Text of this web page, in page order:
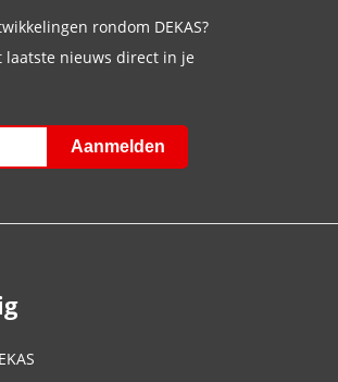
rondom DEKAS?
nieuws direct in je